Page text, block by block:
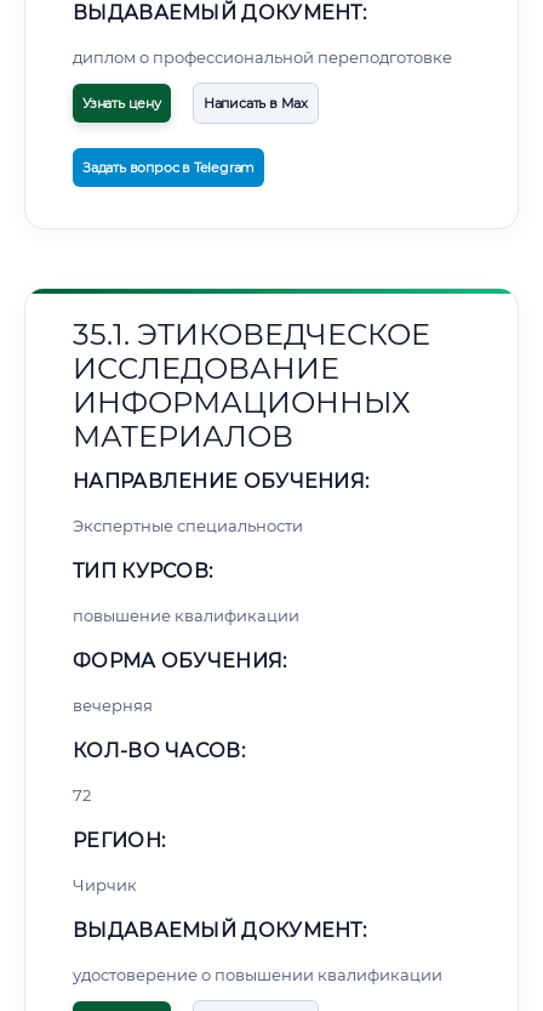
ВЫДАВАЕМЫЙ ДОКУМЕНТ:
диплом о профессиональной переподготовке
Узнать цену Написать в Max
Задать вопрос в Telegram
35.1. ЭТИКОВЕДЧЕСКОЕ
ИССЛЕДОВАНИЕ
ИНФОРМАЦИОННЫХ
МАТЕРИАЛОВ
НАПРАВЛЕНИЕ ОБУЧЕНИЯ:
Экспертные специальности
ТИП КУРСОВ:
повышение квалификации
ФОРМА ОБУЧЕНИЯ:
вечерняя
КОЛ-ВО ЧАСОВ:
72
РЕГИОН:
Чирчик
ВЫДАВАЕМЫЙ ДОКУМЕНТ:
удостоверение о повышении квалификации